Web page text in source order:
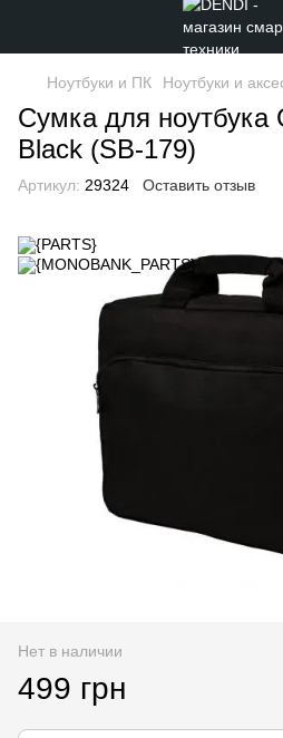
Ноутбуки и ПК Ноутбуки и
Сумка для ноутбука
Black (SB-179)
Артикул: 29324 Оставить отзыв
Нет в наличии
499 грн